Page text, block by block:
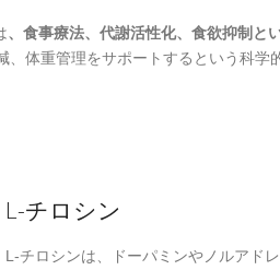
、食事療法、代謝活性化、食欲抑制と
体重管理をサポートするという科学
L-チロシン
L-チロシンは、ドーパミンやノルアド